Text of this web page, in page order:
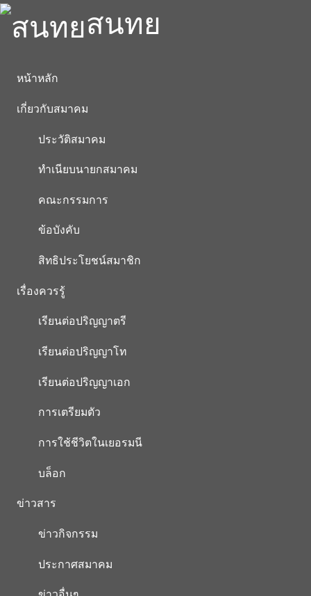
สนทย
หน้าหลัก
เกี่ยวกับสมาคม
ประวัติสมาคม
ทำเนียบนายกสมาคม
คณะกรรมการ
ข้อบังคับ
สิทธิประโยชน์สมาชิก
เรื่องควรรู้
เรียนต่อปริญญาตรี
เรียนต่อปริญญาโท
เรียนต่อปริญญาเอก
การเตรียมตัว
การใช้ชีวิตในเยอรมนี
บล็อก
ข่าวสาร
ข่าวกิจกรรม
ประกาศสมาคม